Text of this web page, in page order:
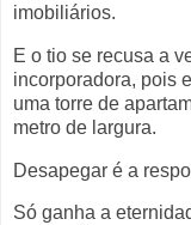
imobiliários.
E o tio se recusa a
incorporadora, pois
uma torre de
metro de largura.
Desapegar é a
Só ganha a